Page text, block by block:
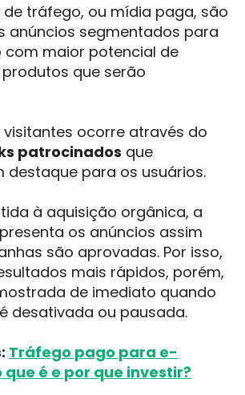
tráfego, ou mídia paga, são
anúncios segmentados para
maior potencial de
que serão
ocorre através do
patrocinados que
destaque para os usuários.
à aquisição orgânica, a
os anúncios assim
são aprovadas. Por isso,
mais rápidos, porém,
de imediato quando
desativada ou pausada.
Tráfego pago para e-
é e por que investir?